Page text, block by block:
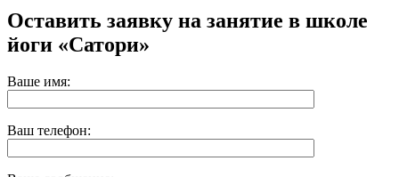
Оставить заявку на занятие в школе
йоги «Сатори»
Ваше имя:
Ваш телефон: